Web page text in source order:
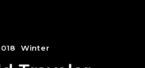
Winter